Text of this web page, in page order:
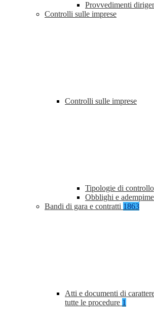
Provvedimenti
Controlli sulle imprese
Controlli sulle imprese
Tipologie di controllo
Obblighi e
Bandi di gara e contratti 1863
Atti e documenti di
tutte le procedure 1